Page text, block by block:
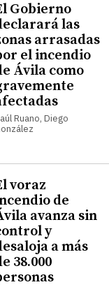
Gobierno
las
arrasadas
el incendio
Ávila como
Ruano, Diego
voraz
de
avanza sin
y
a más
38.000